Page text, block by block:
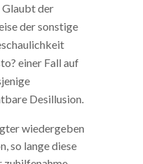
der
der sonstige
einer Fall auf
Desillusion.
wiedergeben
so lange diese